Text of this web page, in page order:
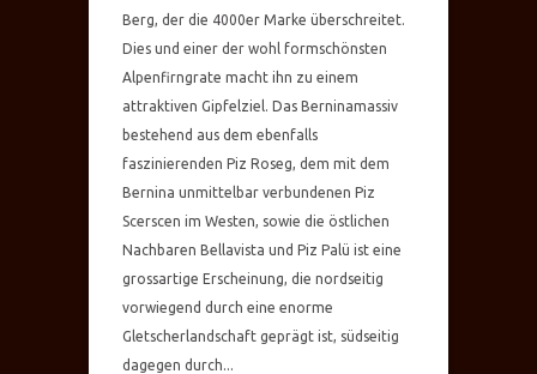
Berg, der die 4000er Marke überschreitet.
Dies und einer der wohl formschönsten
Alpenfirngrate macht ihn zu einem
attraktiven Gipfelziel. Das Berninamassiv
bestehend aus dem ebenfalls
faszinierenden Piz Roseg, dem mit dem
Bernina unmittelbar verbundenen Piz
Scerscen im Westen, sowie die östlichen
Nachbaren Bellavista und Piz Palü ist eine
grossartige Erscheinung, die nordseitig
vorwiegend durch eine enorme
Gletscherlandschaft geprägt ist, südseitig
dagegen durch...